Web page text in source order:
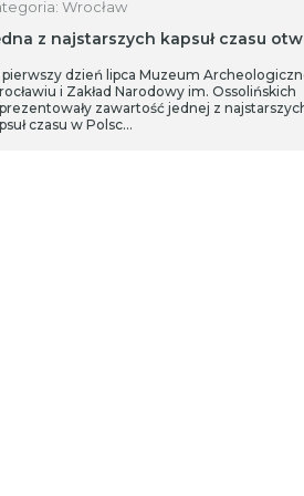
Wrocław
z najstarszych kapsuł czasu
dzień lipca Muzeum
i Zakład Narodowy im. Ossolińskich
zawartość jednej z
czasu w Polsc…